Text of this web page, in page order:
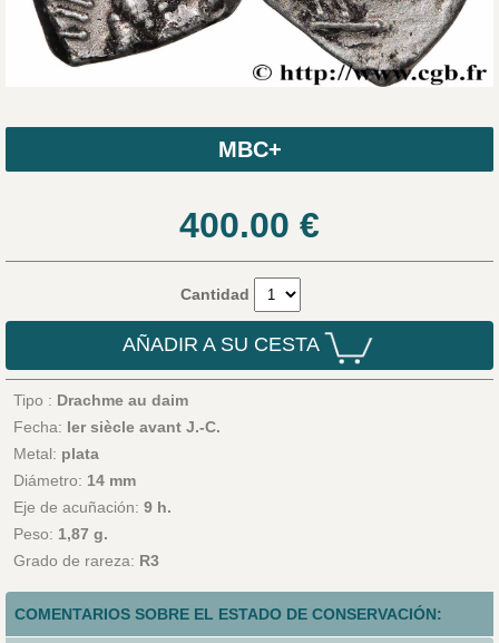
MBC+
400.00 €
Cantidad
AÑADIR A SU CESTA
Tipo : Drachme au daim
Fecha: Ier siècle avant J.-C.
Metal: plata
Diámetro: 14 mm
Eje de acuñación: 9 h.
Peso: 1,87 g.
Grado de rareza: R3
COMENTARIOS SOBRE EL ESTADO DE CONSERVACIÓN: